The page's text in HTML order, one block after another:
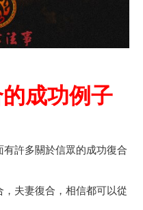
成功例子
許多關於信眾的成功復合
夫妻復合，相信都可以從